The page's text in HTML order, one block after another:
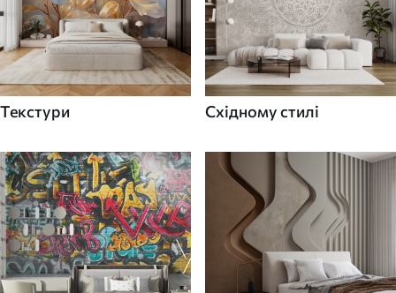
Текстури Східному стилі